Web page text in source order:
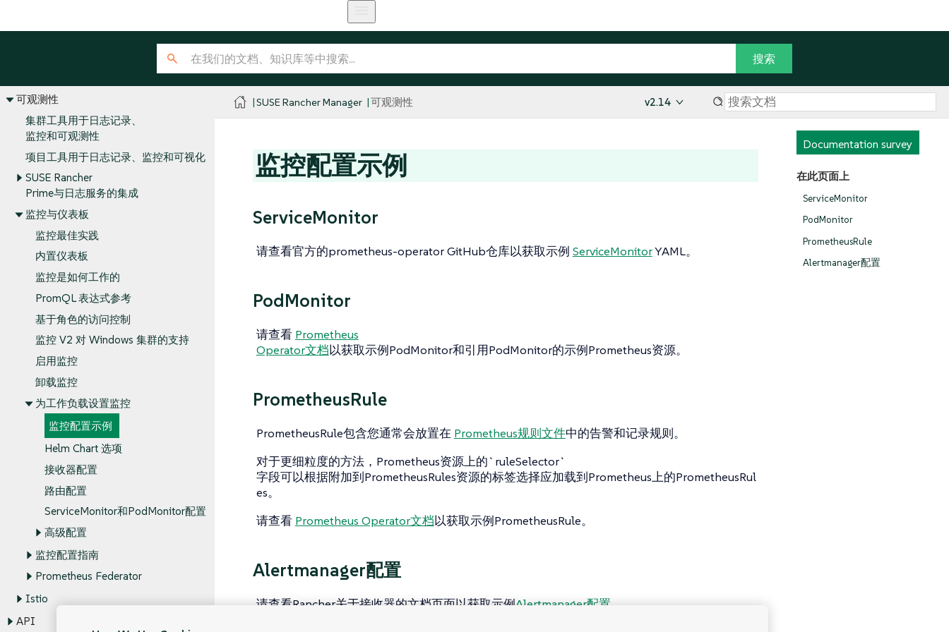
可观测性
集群工具用于日志记录、
监控和可观测性
项目工具用于日志记录、监控和可视化
SUSE Rancher
Prime与日志服务的集成
监控与仪表板
监控最佳实践
内置仪表板
监控是如何工作的
PromQL 表达式参考
基于角色的访问控制
监控 V2 对 Windows 集群的支持
启用监控
卸载监控
为工作负载设置监控
监控配置示例
Helm Chart 选项
接收器配置
路由配置
ServiceMonitor和PodMonitor配置
高级配置
监控配置指南
Prometheus Federator
Istio
API
SUSE Rancher Manager 可观测性 v2.14
Documentation survey
在此页面上
ServiceMonitor
PodMonitor
PrometheusRule
Alertmanager配置
监控配置示例
ServiceMonitor
请查看官方的prometheus-operator GitHub仓库以获取示例 ServiceMonitorYAML。
PodMonitor
请查看 Prometheus
Operator文档以获取示例PodMonitor和引用PodMonitor的示例Prometheus资源。
PrometheusRule
PrometheusRule包含您通常会放置在 Prometheus规则文件中的告警和记录规则。
对于更细粒度的方法，Prometheus资源上的`ruleSelector`
字段可以根据附加到PrometheusRules资源的标签选择应加载到Prometheus上的PrometheusRul
es。
请查看 Prometheus Operator文档以获取示例PrometheusRule。
Alertmanager配置
请查看Rancher关于接收器的文档页面以获取示例Alertmanager配置